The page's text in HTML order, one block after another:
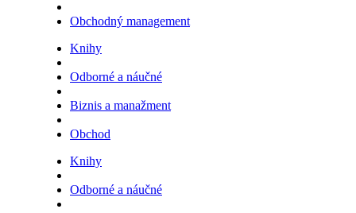
Obchodný management
Knihy
Odborné a náučné
Biznis a manažment
Obchod
Knihy
Odborné a náučné